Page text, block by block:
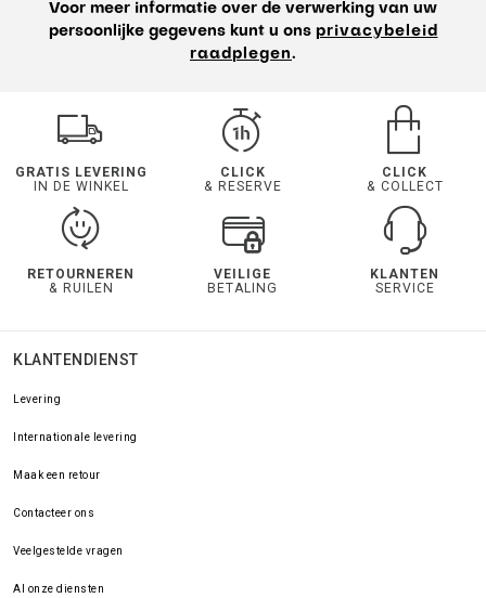
Voor meer informatie over de verwerking van uw
persoonlijke gegevens kunt u ons privacybeleid
raadplegen.
GRATIS LEVERING
IN DE WINKEL
CLICK
& RESERVE
CLICK
& COLLECT
RETOURNEREN
& RUILEN
VEILIGE
BETALING
KLANTEN
SERVICE
KLANTENDIENST
Levering
Internationale levering
Maak een retour
Contacteer ons
Veelgestelde vragen
Al onze diensten